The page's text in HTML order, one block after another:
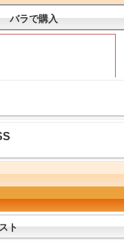
バラで購入
ト